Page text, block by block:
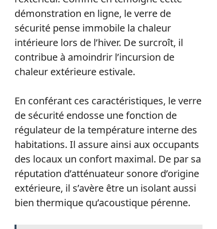
démonstration en ligne, le verre de
sécurité pense immobile la chaleur
intérieure lors de l’hiver. De surcroît, il
contribue à amoindrir l’incursion de
chaleur extérieure estivale.
En conférant ces caractéristiques, le verre
de sécurité endosse une fonction de
régulateur de la température interne des
habitations. Il assure ainsi aux occupants
des locaux un confort maximal. De par sa
réputation d’atténuateur sonore d’origine
extérieure, il s’avère être un isolant aussi
bien thermique qu’acoustique pérenne.